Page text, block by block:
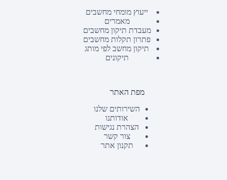
ייעוץ מומחי מחשבים
מאמרים
מעבדת תיקון מחשבים
פתרון תקלות מחשבים
תיקון מחשב לפי מותג
תיקונים
מפת האתר
השירותים שלנו
אודותנו
הצהרת נגישות
צור קשר
תקנון אתר